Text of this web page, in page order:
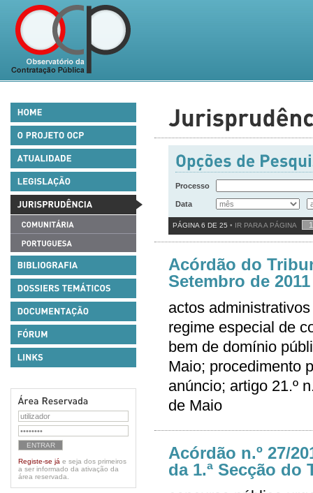
Registe-se já e seja dos primeiros
a ser informado da ativação da
área reservada.
Processo
Data
PÁGINA 6 DE 25 • IR PARA A PÁGINA
Acórdão do
Setembro de
actos
regime especial de
bem de domínio
Maio; procedimento
anúncio; artigo 21.º
de Maio
Acórdão n.º 27/
da 1.ª Secção do